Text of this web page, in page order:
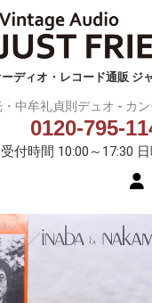
ディオ・レコード通販 ジ
中牟礼貞則デュオ - カ
0120-795-
受付時間 10:00～17:30